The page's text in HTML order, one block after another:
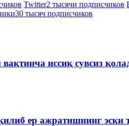
Twitter2 тысячи подписчиков
30 тысяч подписчиков
иссиқ сувсиз
ер ажратишнинг эски